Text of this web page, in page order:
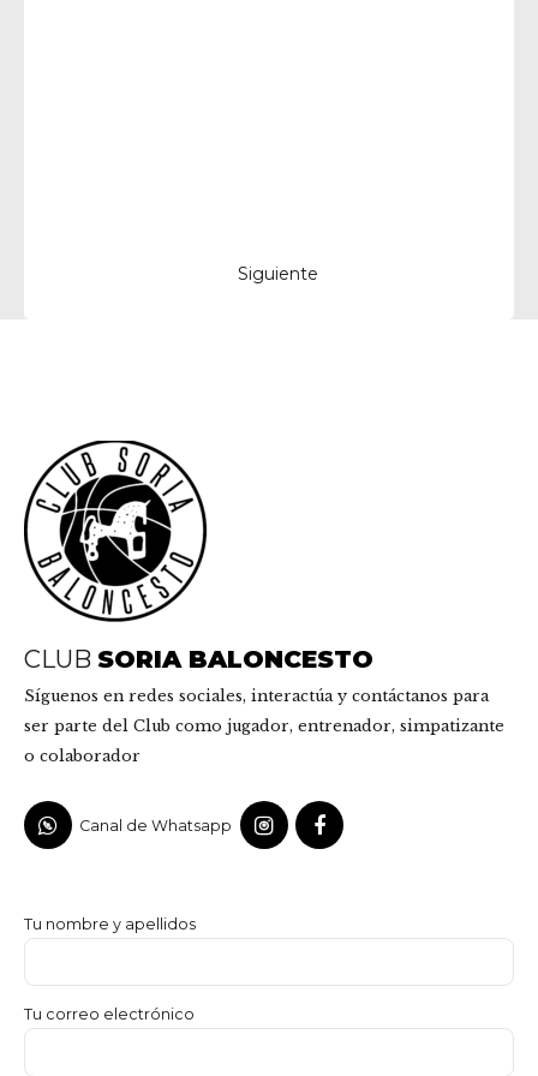
Siguiente
CLUB SORIA BALONCESTO
Síguenos en redes sociales, interactúa y contáctanos para
ser parte del Club como jugador, entrenador, simpatizante
o colaborador
Canal de Whatsapp
Tu nombre y apellidos
Tu correo electrónico